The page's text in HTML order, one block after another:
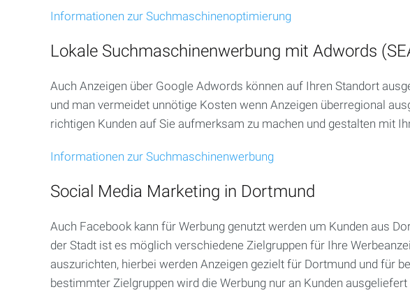
Mettmann
Velbert
Heiligenhaus
Haan
Ratingen
Hilden
Monheim
Informationen zur Suchmaschinenoptimierung
Lokale Suchmaschinenwerbung mit Adwords
Auch Anzeigen über Google Adwords können auf Ihren Standort
und man vermeidet unnötige Kosten wenn Anzeigen überregional
richtigen Kunden auf Sie aufmerksam zu machen und gestalten mit
Informationen zur Suchmaschinenwerbung
Social Media Marketing in Dortmund
Auch Facebook kann für Werbung genutzt werden um Kunden aus
der Stadt ist es möglich verschiedene Zielgruppen für Ihre
auszurichten, hierbei werden Anzeigen gezielt für Dortmund und für
bestimmter Zielgruppen wird die Werbung nur an Kunden